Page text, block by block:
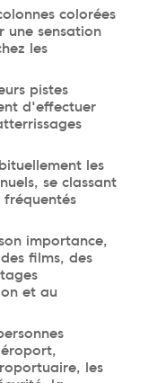
colorées
une sensation
les
pistes
d'effectuer
les
se classant
fréquentés
importance,
films, des
et au
les